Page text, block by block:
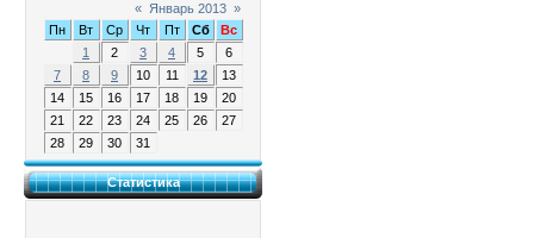
« Январь 2013 »
Пн
Вт Ср Чт Пт Сб
Вс
1
2 3 4 5
6
7
8 9 10 11 12
13
14
15 16 17 18 19
20
21
22 23 24 25 26
27
28
29 30 31
Статистика